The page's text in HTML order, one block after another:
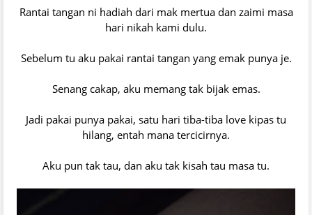
Rantai tangan ni hadiah dari mak mertua dan zaimi masa
hari nikah kami dulu.
Sebelum tu aku pakai rantai tangan yang emak punya je.
Senang cakap, aku memang tak bijak emas.
Jadi pakai punya pakai, satu hari tiba-tiba love kipas tu
hilang, entah mana tercicirnya.
Aku pun tak tau, dan aku tak kisah tau masa tu.